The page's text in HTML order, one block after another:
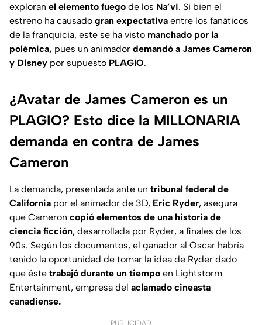
exploran el elemento fuego de los Na’vi. Si bien el
estreno ha causado gran expectativa entre los fanáticos
de la franquicia, este se ha visto manchado por la
polémica, pues un animador demandó a James Cameron
y Disney por supuesto PLAGIO.
¿Avatar de James Cameron es un
PLAGIO? Esto dice la MILLONARIA
demanda en contra de James
Cameron
La demanda, presentada ante un tribunal federal de
California por el animador de 3D, Eric Ryder, asegura
que Cameron copió elementos de una historia de
ciencia ficción, desarrollada por Ryder, a finales de los
90s. Según los documentos, el ganador al Oscar habría
tenido la oportunidad de tomar la idea de Ryder dado
que éste trabajó durante un tiempo en Lightstorm
Entertainment, empresa del aclamado cineasta
canadiense.
PUBLICIDAD